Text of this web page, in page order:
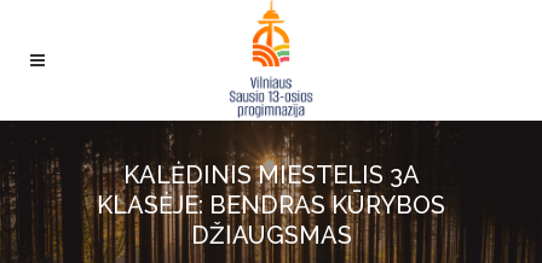
KALĖDINIS MIESTELIS 3A
KLASĖJE: BENDRAS KŪRYBOS
DŽIAUGSMAS